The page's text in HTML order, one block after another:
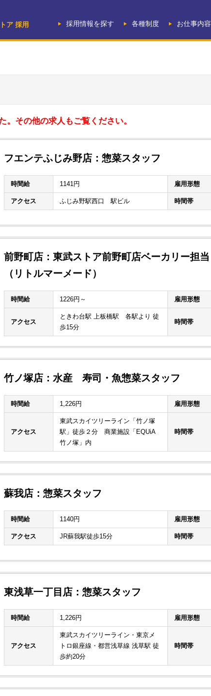
ア 採用 採用情報を探す 各種制度 お仕事内容
。その他の求人もご覧ください。
フエンテふじみ野店：惣菜スタッフ
時間給 1141円 雇用形態
アクセス ふじみ野駅西口 駅ビル 時間帯
前野町店：東武ストア前野町店ベーカリー担当
（リトルマーメード）
時間給 1226円～ 雇用形態
アクセス
ときわ台駅 上板橋駅 各駅より 徒
歩15分
時間帯
竹ノ塚店：水産 寿司・魚惣菜スタッフ
時間給 1,226円 雇用形態
アクセス
東武スカイツリーライン「竹ノ塚
駅」徒歩２分 商業施設「EQUiA
竹ノ塚」内
時間帯
蘇我店：惣菜スタッフ
時間給 1140円 雇用形態
アクセス JR蘇我駅徒歩15分 時間帯
東浅草一丁目店：惣菜スタッフ
時間給 1,226円 雇用形態
アクセス
東武スカイツリーライン・東京メ
トロ銀座線・都営浅草線 浅草駅 徒
歩約20分
時間帯